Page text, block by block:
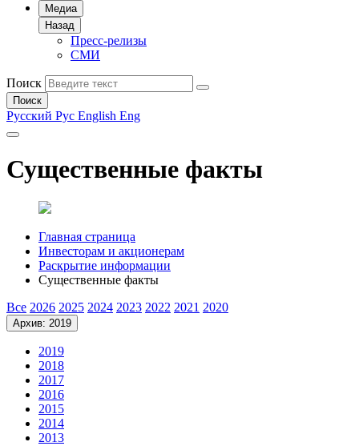
Медиа
Назад
Пресс-релизы
СМИ
Поиск
Поиск
Русский Рус English Eng
Существенные факты
Главная страница
Инвесторам и акционерам
Раскрытие информации
Существенные факты
Все 2026 2025 2024 2023 2022 2021 2020
Архив: 2019
2019
2018
2017
2016
2015
2014
2013